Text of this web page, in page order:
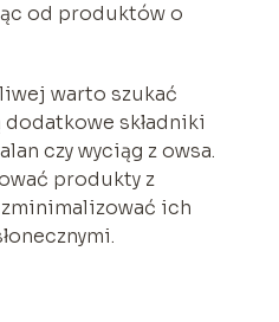
od produktów o
warto szukać
składniki
czy wyciąg z owsa.
produkty z
ich